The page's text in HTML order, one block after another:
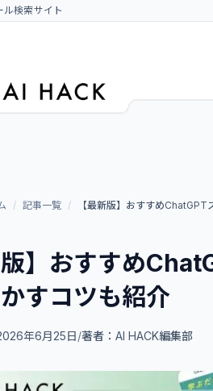
ル検索サイト
/ 記事一覧 / 【最新版】おすすめ
版】おすすめ
すコツも紹介
年6月25日/著者： AI HACK編集部